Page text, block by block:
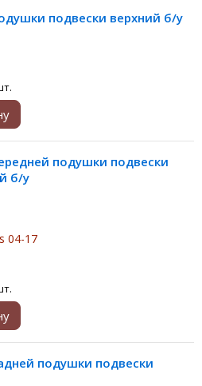
подвески верхний б/у
подушки подвески
б/у
04-17
подушки подвески